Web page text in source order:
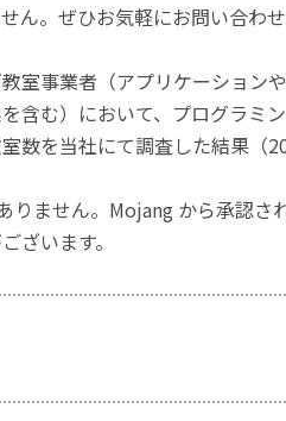
ん。ぜひお気軽にお問い合わせ
室事業者（アプリケーション
含む）において、プログラミ
数を当社にて調査した結果（
りません。Mojang から承認
ざいます。